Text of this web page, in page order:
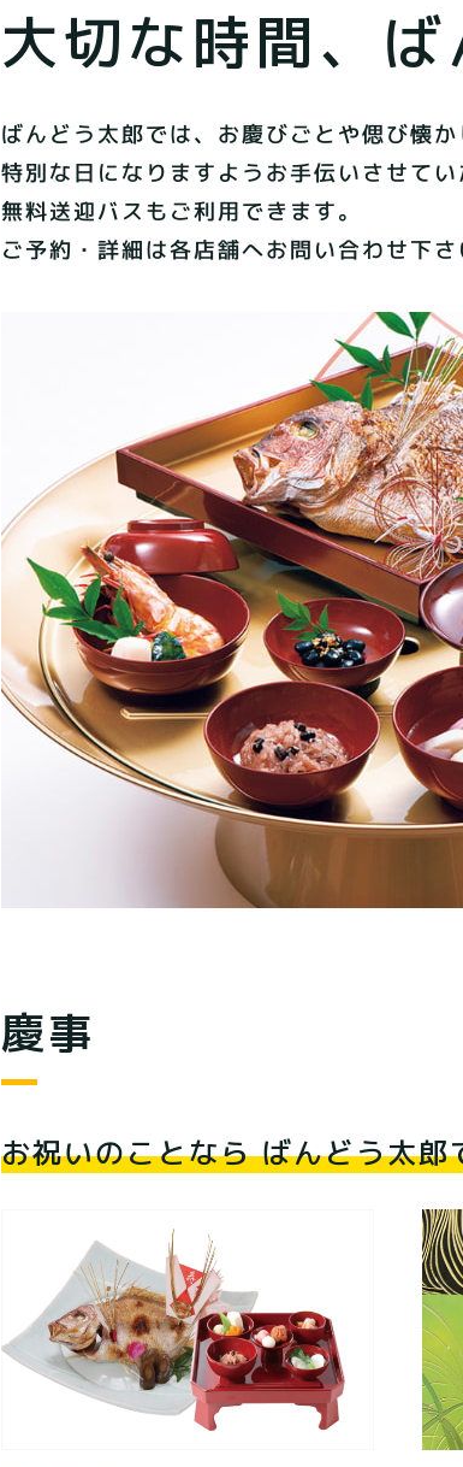
大切な時間、
ばんどう太郎では、お慶びごとや偲び懐
特別な日になりますようお手伝いさせて
無料送迎バスもご利用できます。
ご予約・詳細は各店舗へお問い合わせ下
慶事
お祝いのことなら ばんどう太郎